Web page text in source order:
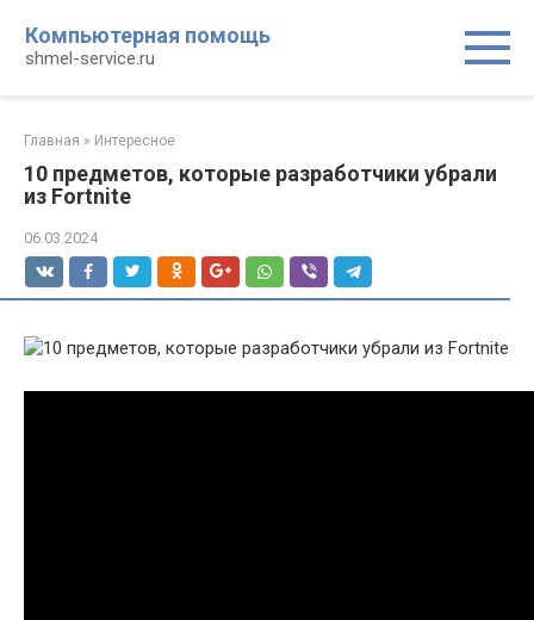
контенту
Компьютерная помощь
shmel-service.ru
Главная » Интересное
10 предметов, которые разработчики убрали
из Fortnite
06.03.2024